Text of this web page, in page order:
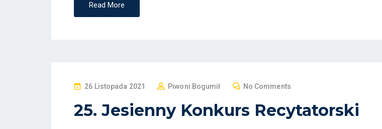
Read More
P
S
26 Listopada 2021 Piwoni Bogumił No Comments
25. Jesienny Konkurs Recytatorski